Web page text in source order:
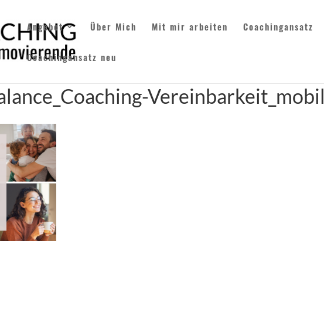
Angebot Über Mich Mit mir arbeiten Coachingansatz
Coachingansatz neu
Vereinbarkeit_mobil